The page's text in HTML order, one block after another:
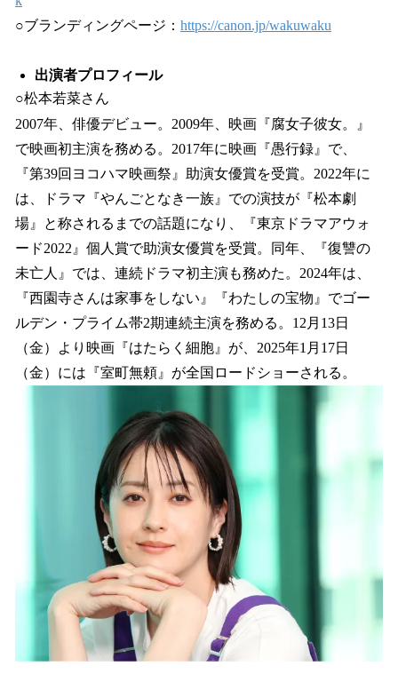
○ブランディングページ： https://canon.jp/wakuwaku
出演者プロフィール
○松本若菜さん
2007年、俳優デビュー。2009年、映画『腐女子彼女。』
で映画初主演を務める。2017年に映画『愚行録』で、
『第39回ヨコハマ映画祭』助演女優賞を受賞。2022年に
は、ドラマ『やんごとなき一族』での演技が『松本劇
場』と称されるまでの話題になり、『東京ドラマアウォ
ード2022』個人賞で助演女優賞を受賞。同年、『復讐の
未亡人』では、連続ドラマ初主演も務めた。2024年は、
『西園寺さんは家事をしない』『わたしの宝物』でゴー
ルデン・プライム帯2期連続主演を務める。12月13日
（金）より映画『はたらく細胞』が、2025年1月17日
（金）には『室町無頼』が全国ロードショーされる。